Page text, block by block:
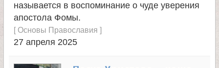
у
ч
называется в воспоминание о чуде уверения
апостола Фомы.
[ Основы Православия ]
27 апреля 2025